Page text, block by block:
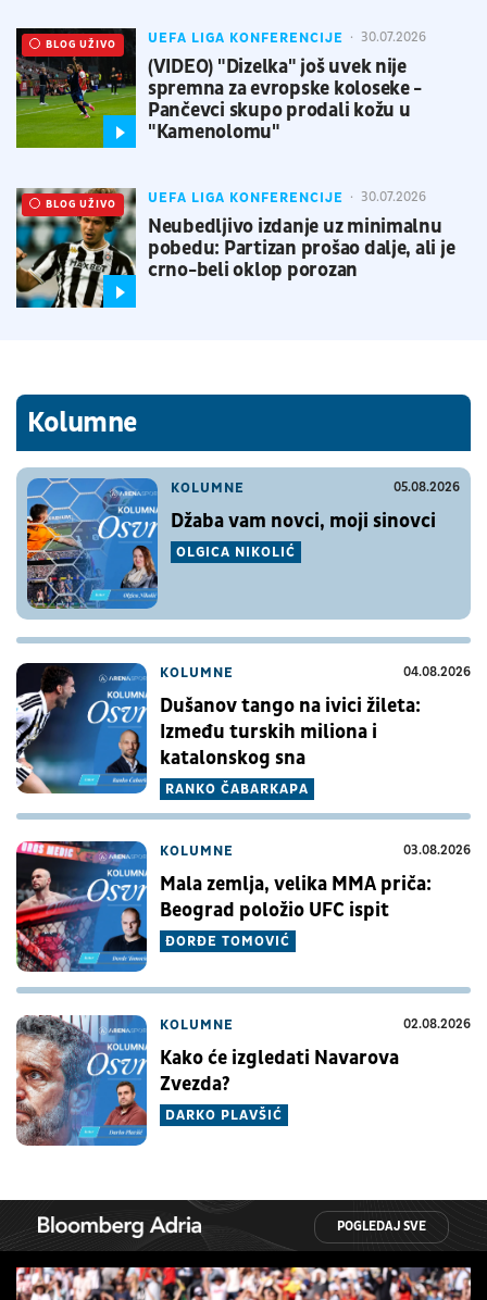
UEFA LIGA KONFERENCIJE 30.07.2026
(VIDEO) "Dizelka" još uvek nije
spremna za evropske koloseke -
Pančevci skupo prodali kožu u
"Kamenolomu"
UŽIVO
BLOG UŽIVO
UEFA LIGA KONFERENCIJE 30.07.2026
Neubedljivo izdanje uz minimalnu
pobedu: Partizan prošao dalje, ali je
crno-beli oklop porozan
UŽIVO
BLOG UŽIVO
Kolumne
KOLUMNE 05.08.2026
Džaba vam novci, moji sinovci
OLGICA NIKOLIĆ
KOLUMNE 04.08.2026
Dušanov tango na ivici žileta:
Između turskih miliona i
katalonskog sna
RANKO ČABARKAPA
KOLUMNE 03.08.2026
Mala zemlja, velika MMA priča:
Beograd položio UFC ispit
ĐORĐE TOMOVIĆ
KOLUMNE 02.08.2026
Kako će izgledati Navarova
Zvezda?
DARKO PLAVŠIĆ
POGLEDAJ SVE